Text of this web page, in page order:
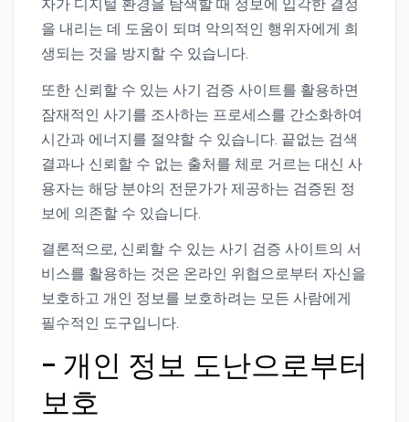
자가 디지털 환경을 탐색할 때 정보에 입각한 결정
을 내리는 데 도움이 되며 악의적인 행위자에게 희
생되는 것을 방지할 수 있습니다.
또한 신뢰할 수 있는 사기 검증 사이트를 활용하면
잠재적인 사기를 조사하는 프로세스를 간소화하여
시간과 에너지를 절약할 수 있습니다. 끝없는 검색
결과나 신뢰할 수 없는 출처를 체로 거르는 대신 사
용자는 해당 분야의 전문가가 제공하는 검증된 정
보에 의존할 수 있습니다.
결론적으로, 신뢰할 수 있는 사기 검증 사이트의 서
비스를 활용하는 것은 온라인 위협으로부터 자신을
보호하고 개인 정보를 보호하려는 모든 사람에게
필수적인 도구입니다.
– 개인 정보 도난으로부터
보호